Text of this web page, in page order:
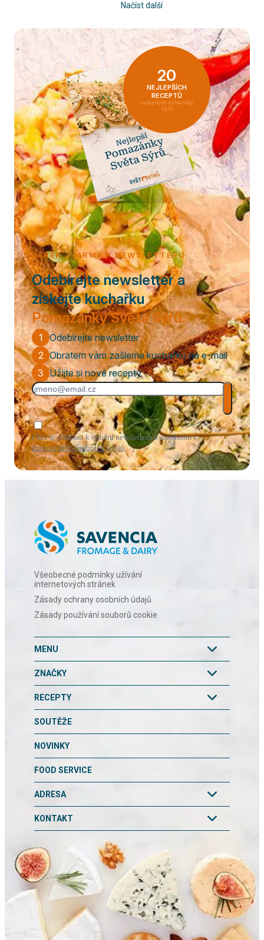
Načíst další
20
NEJLEPŠÍCH
RECEPTŮ
vybraných milovníky
sýrů
DÁREK ZDARMA K NEWSLETTERU
Odebírejte newsletter a
získejte kuchařku
Pomazánky Světa Sýrů.
1 Odebírejte newsletter
2 Obratem vám zašleme kuchařku na e-mail
3 Užijte si nové recepty
Chci se přihlásit k odběru newsletteru a souhlasím s
zpracováním osobních údajů.
Všeobecné podmínky užívání
internetových stránek
Zásady ochrany osobních údajů
Zásady používání souborů cookie
MENU
ZNAČKY
RECEPTY
SOUTĚŽE
NOVINKY
FOOD SERVICE
ADRESA
KONTAKT